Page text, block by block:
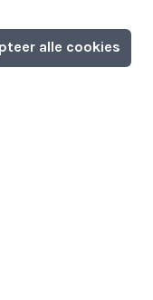
alle cookies